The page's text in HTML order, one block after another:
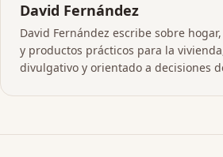
David Fernández
David Fernández escribe sobre
y productos prácticos para la
divulgativo y orientado a decisiones